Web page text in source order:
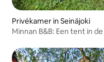
Privékamer in Seinäjoki
Minnan B&B: Een tent in